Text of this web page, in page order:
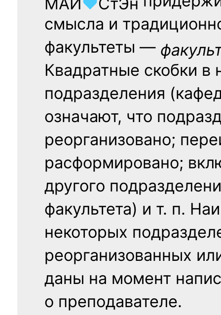
смысла и
факультеты —
Квадратные скобки в
подразделения
означают, что
реорганизовано;
расформировано;
другого
факультета) и т. п.
некоторых
реорганизованных
даны на момент
о преподавателе.